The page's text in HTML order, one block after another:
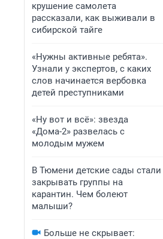
крушение самолета
рассказали, как выживали в
сибирской тайге
«Нужны активные ребята».
Узнали у экспертов, с каких
слов начинается вербовка
детей преступниками
«Ну вот и всё»: звезда
«Дома-2» развелась с
молодым мужем
В Тюмени детские сады стали
закрывать группы на
карантин. Чем болеют
малыши?
Больше не скрывает: